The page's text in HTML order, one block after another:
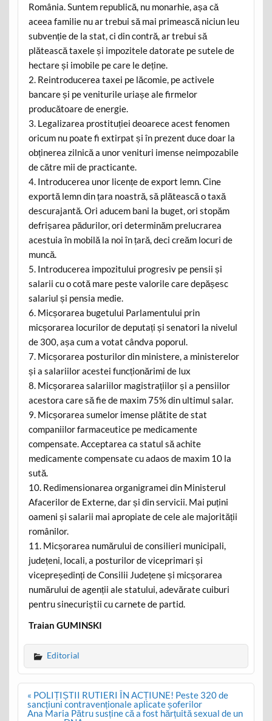
România. Suntem republică, nu monarhie, așa că
aceea familie nu ar trebui să mai primească niciun leu
subvenție de la stat, ci din contră, ar trebui să
plătească taxele și impozitele datorate pe sutele de
hectare și imobile pe care le deține.
2. Reintroducerea taxei pe lăcomie, pe activele
bancare și pe veniturile uriașe ale firmelor
producătoare de energie.
3. Legalizarea prostituției deoarece acest fenomen
oricum nu poate fi extirpat și în prezent duce doar la
obținerea zilnică a unor venituri imense neimpozabile
de către mii de practicante.
4. Introducerea unor licențe de export lemn. Cine
exportă lemn din țara noastră, să plătească o taxă
descurajantă. Ori aducem bani la buget, ori stopăm
defrișarea pădurilor, ori determinăm prelucrarea
acestuia în mobilă la noi în țară, deci creăm locuri de
muncă.
5. Introducerea impozitului progresiv pe pensii și
salarii cu o cotă mare peste valorile care depășesc
salariul și pensia medie.
6. Micșorarea bugetului Parlamentului prin
micșorarea locurilor de deputați și senatori la nivelul
de 300, așa cum a votat cândva poporul.
7. Micșorarea posturilor din ministere, a ministerelor
și a salariilor acestei funcționărimi de lux
8. Micșorarea salariilor magistrațiilor și a pensiilor
acestora care să fie de maxim 75% din ultimul salar.
9. Micșorarea sumelor imense plătite de stat
companiilor farmaceutice pe medicamente
compensate. Acceptarea ca statul să achite
medicamente compensate cu adaos de maxim 10 la
sută.
10. Redimensionarea organigramei din Ministerul
Afacerilor de Externe, dar și din servicii. Mai puțini
oameni și salarii mai apropiate de cele ale majorității
românilor.
11. Micșorarea numărului de consilieri municipali,
județeni, locali, a posturilor de viceprimari și
vicepreședinți de Consilii Județene și micșorarea
numărului de agenții ale statului, adevărate cuiburi
pentru sinecuriștii cu carnete de partid.
Traian GUMINSKI
Editorial
Post
navigation
« POLIȚIȘTII RUTIERI ÎN ACȚIUNE! Peste 320 de
sancțiuni contravenționale aplicate șoferilor
Ana Maria Pătru susține că a fost hărțuită sexual de un